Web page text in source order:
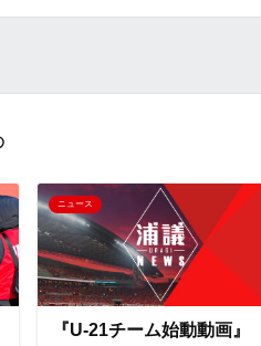
t
e
n
k
ニュース
『U-21チーム始動動画』